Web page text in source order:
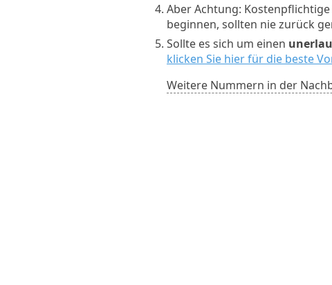
Aber Achtung:
beginnen, sollten nie zurück
Sollte es sich um einen
klicken Sie hier für die beste
Weitere Nummern in der